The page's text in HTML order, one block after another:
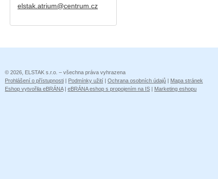
elstak.atrium@centrum.cz
© 2026, ELSTAK s.r.o. – všechna práva vyhrazena
Prohlášení o přístupnosti | Podmínky užití | Ochrana osobních údajů | Mapa stránek
Eshop vytvořila eBRÁNA| eBRÁNA eshop s propojením na IS | Marketing eshopu